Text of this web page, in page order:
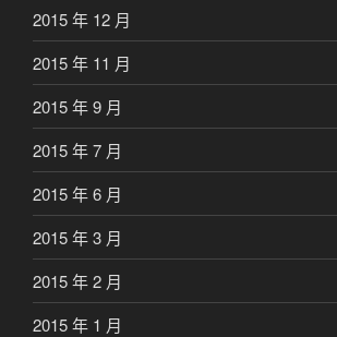
2015 年 12 月
2015 年 11 月
2015 年 9 月
2015 年 7 月
2015 年 6 月
2015 年 3 月
2015 年 2 月
2015 年 1 月